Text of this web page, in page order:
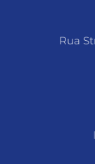
Rua